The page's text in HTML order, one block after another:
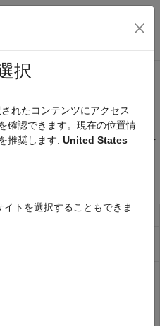
ビゲーション メ
ーションを実行するブロック
号のソースのシミュレーションを
理量信号を生成する
constantly increasing or
physical signal
択
れたコンテンツにアクセス
確認できます。現在の位置情
推奨します: United States
トを選択することもできま